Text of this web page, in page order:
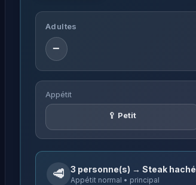
Adultes
−
Appétit
🥄 Petit
🥩 3 personne(s) → Steak haché
Appétit normal • principal